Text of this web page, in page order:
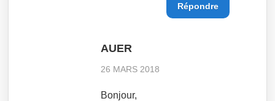
Répondre
AUER
26 MARS 2018
Bonjour,